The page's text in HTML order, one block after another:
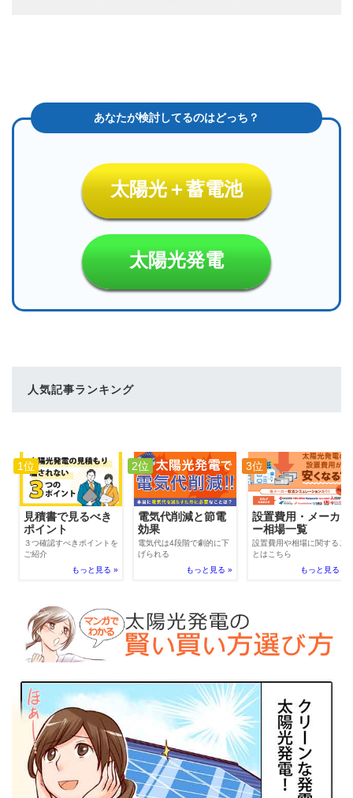
太陽光＋蓄電池
太陽光発電
人気記事ランキング
1位
見積書で見るべき
ポイント
３つ確認すべきポイントを
ご紹介
もっと見る »
2位
電気代削減と節電
効果
電気代は4段階で劇的に下
げられる
もっと見る »
3位
設置費用・メーカ
ー相場一覧
設置費用や相場に関するこ
とはこちら
もっと見る »